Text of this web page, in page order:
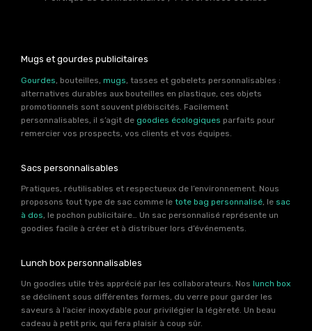
Mugs et gourdes publicitaires
Gourdes , bouteilles, mugs , tasses et gobelets personnalisables :
alternatives durables aux bouteilles en plastique, ces objets
promotionnels sont souvent plébiscités. Facilement
personnalisables, il s’agit de goodies écologiques parfaits pour
remercier vos prospects, vos clients et vos équipes.
Sacs personnalisables
Pratiques, réutilisables et respectueux de l’environnement. Nous
proposons tout type de sac comme le tote bag personnalisé, le sac
à dos, le pochon publicitaire… Un sac personnalisé représente un
goodies facile à créer et à distribuer lors d’événements.
Lunch box personnalisables
Un goodies utile très apprécié par les collaborateurs. Nos lunch box
se déclinent sous différentes formes, du verre pour garder les
saveurs à l’acier inoxydable pour privilégier la légèreté. Un beau
cadeau à petit prix, qui fera plaisir à coup sûr.